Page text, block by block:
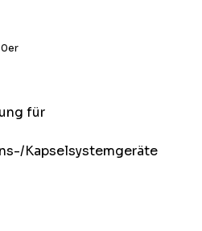
für
Kapselsystemgeräte